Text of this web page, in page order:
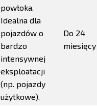
powłoka.
Idealna dla
pojazdów o
bardzo
intensywnej
eksploatacji
(np. pojazdy
użytkowe).
Do 24
miesięcy